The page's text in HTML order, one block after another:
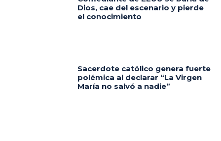
Dios, cae del escenario y pierde
el conocimiento
Sacerdote católico genera fuerte
polémica al declarar “La Virgen
María no salvó a nadie”